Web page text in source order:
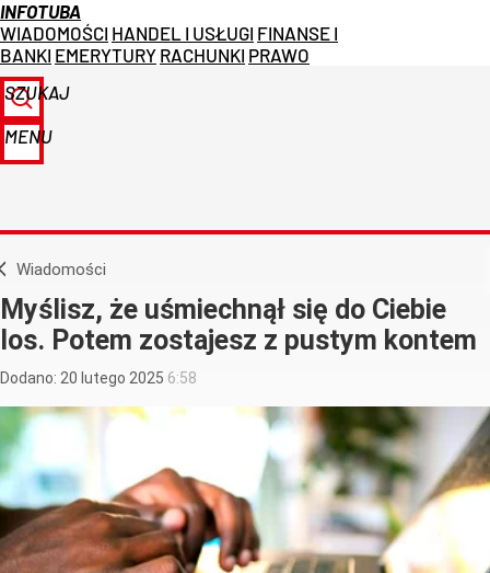
INFOTUBA
WIADOMOŚCI HANDEL I USŁUGI FINANSE I
BANKI EMERYTURY RACHUNKI PRAWO
SZUKAJ
MENU
Wiadomości
Myślisz, że uśmiechnął się do Ciebie
los. Potem zostajesz z pustym kontem
Dodano: 20 lutego 2025 6:58